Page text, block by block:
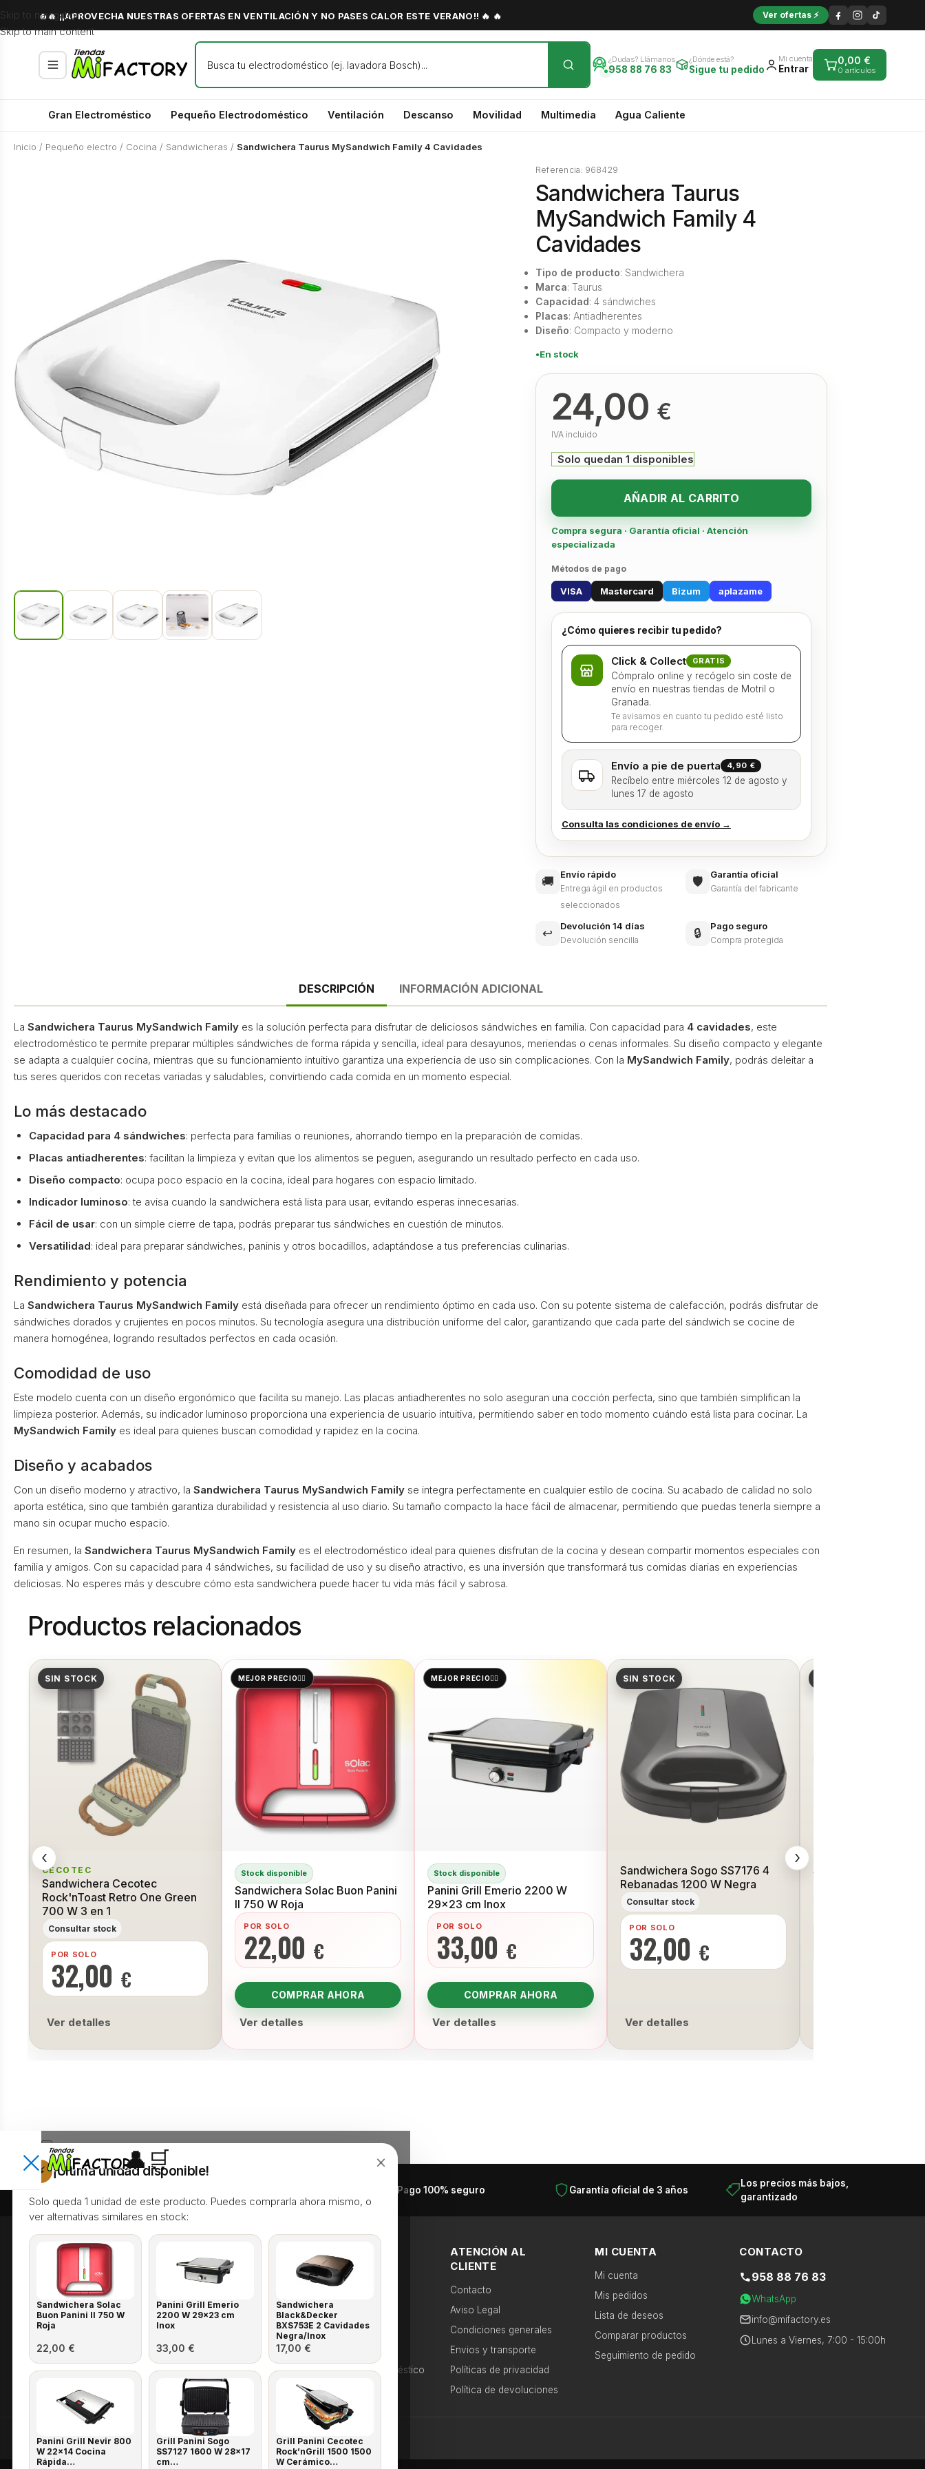
🔥🔥 ¡¡APROVECHA NUESTRAS OFERTAS EN VENTILACIÓN Y NO PASES CALOR ESTE VERANO!! 🔥 🔥 Ver ofertas ⚡
¿Dudas? Llámanos
958 88 76 83
¿Dónde está?
Sigue tu pedido
Mi cuenta
Entrar
0,00 €
0 artículos
Gran Electroméstico Pequeño Electrodoméstico Ventilación Descanso Movilidad Multimedia Agua Caliente
Skip to navigation
Skip to main content
Inicio / Pequeño electro / Cocina / Sandwicheras / Sandwichera Taurus MySandwich Family 4 Cavidades
Referencia: 968429
Sandwichera Taurus
MySandwich Family 4
Cavidades
Tipo de producto: Sandwichera
Marca: Taurus
Capacidad: 4 sándwiches
Placas: Antiadherentes
Diseño: Compacto y moderno
En stock
24,00 €
IVA incluido
Solo quedan 1 disponibles
AÑADIR AL CARRITO
Compra segura · Garantía oficial · Atención
especializada
Métodos de pago
VISA Mastercard Bizum aplazame
¿Cómo quieres recibir tu pedido?
Click & Collect GRATIS
Cómpralo online y recógelo sin coste de
envío en nuestras tiendas de Motril o
Granada.
Te avisamos en cuanto tu pedido esté listo
para recoger.
Envío a pie de puerta 4,90 €
Recíbelo entre miércoles 12 de agosto y
lunes 17 de agosto
Consulta las condiciones de envío →
🚚 Envío rápido
Entrega ágil en productos
seleccionados
🛡️ Garantía oficial
Garantía del fabricante
↩️ Devolución 14 días
Devolución sencilla 🔒 Pago seguro
Compra protegida
DESCRIPCIÓN INFORMACIÓN ADICIONAL
La Sandwichera Taurus MySandwich Family es la solución perfecta para disfrutar de deliciosos sándwiches en familia. Con capacidad para 4 cavidades, este
electrodoméstico te permite preparar múltiples sándwiches de forma rápida y sencilla, ideal para desayunos, meriendas o cenas informales. Su diseño compacto y elegante
se adapta a cualquier cocina, mientras que su funcionamiento intuitivo garantiza una experiencia de uso sin complicaciones. Con la MySandwich Family, podrás deleitar a
tus seres queridos con recetas variadas y saludables, convirtiendo cada comida en un momento especial.
Lo más destacado
Capacidad para 4 sándwiches: perfecta para familias o reuniones, ahorrando tiempo en la preparación de comidas.
Placas antiadherentes: facilitan la limpieza y evitan que los alimentos se peguen, asegurando un resultado perfecto en cada uso.
Diseño compacto: ocupa poco espacio en la cocina, ideal para hogares con espacio limitado.
Indicador luminoso: te avisa cuando la sandwichera está lista para usar, evitando esperas innecesarias.
Fácil de usar: con un simple cierre de tapa, podrás preparar tus sándwiches en cuestión de minutos.
Versatilidad: ideal para preparar sándwiches, paninis y otros bocadillos, adaptándose a tus preferencias culinarias.
Rendimiento y potencia
La Sandwichera Taurus MySandwich Family está diseñada para ofrecer un rendimiento óptimo en cada uso. Con su potente sistema de calefacción, podrás disfrutar de
sándwiches dorados y crujientes en pocos minutos. Su tecnología asegura una distribución uniforme del calor, garantizando que cada parte del sándwich se cocine de
manera homogénea, logrando resultados perfectos en cada ocasión.
Comodidad de uso
Este modelo cuenta con un diseño ergonómico que facilita su manejo. Las placas antiadherentes no solo aseguran una cocción perfecta, sino que también simplifican la
limpieza posterior. Además, su indicador luminoso proporciona una experiencia de usuario intuitiva, permitiendo saber en todo momento cuándo está lista para cocinar. La
MySandwich Family es ideal para quienes buscan comodidad y rapidez en la cocina.
Diseño y acabados
Con un diseño moderno y atractivo, la Sandwichera Taurus MySandwich Family se integra perfectamente en cualquier estilo de cocina. Su acabado de calidad no solo
aporta estética, sino que también garantiza durabilidad y resistencia al uso diario. Su tamaño compacto la hace fácil de almacenar, permitiendo que puedas tenerla siempre a
mano sin ocupar mucho espacio.
En resumen, la Sandwichera Taurus MySandwich Family es el electrodoméstico ideal para quienes disfrutan de la cocina y desean compartir momentos especiales con
familia y amigos. Con su capacidad para 4 sándwiches, su facilidad de uso y su diseño atractivo, es una inversión que transformará tus comidas diarias en experiencias
deliciosas. No esperes más y descubre cómo esta sandwichera puede hacer tu vida más fácil y sabrosa.
Productos relacionados
‹
SIN STOCK
CECOTEC
Sandwichera Cecotec
Rock'nToast Retro One Green
700 W 3 en 1
Consultar stock
POR SOLO
32,00 €
Ver detalles
MEJOR PRECIO👌🏻
Stock disponible
Sandwichera Solac Buon Panini
II 750 W Roja
POR SOLO
22,00 €
COMPRAR AHORA
Ver detalles
MEJOR PRECIO👌🏻
Stock disponible
Panini Grill Emerio 2200 W
29x23 cm Inox
POR SOLO
33,00 €
COMPRAR AHORA
Ver detalles
SIN STOCK
Sandwichera Sogo SS7176 4
Rebanadas 1200 W Negra
Consultar stock
POR SOLO
32,00 €
Ver detalles
Sandwichera TM 2
›
×
⚡ ¡Última unidad disponible!
Solo queda 1 unidad de este producto. Puedes comprarla ahora mismo, o
ver alternativas similares en stock:
Sandwichera Solac
Buon Panini II 750 W
Roja
22,00 €
Panini Grill Emerio
2200 W 29x23 cm
Inox
33,00 €
Sandwichera
Black&Decker
BXS753E 2 Cavidades
Negra/Inox
17,00 €
Panini Grill Nevir 800
W 22x14 Cocina
Rápida…
Grill Panini Sogo
SS7127 1600 W 28x17
cm…
Grill Panini Cecotec
Rock’nGrill 1500 1500
W Cerámico…
× 👤🛒
Encuentra lo que necesitas en segundos
Busca productos, categorías, marcas, ofertas y recomendaciones.
⌕
Recomendaciones para comprar más rápido
Pago 100% seguro Garantía oficial de 3 años
Los precios más bajos,
garantizado
Electrodomésticos al mejor precio, con garantía
de 3 años y envío rápido a toda la península.
CATEGORÍAS
POPULARES
Frigoríficos
Lavadoras
Lavavajillas
Hornos
Pequeño Electrodoméstico
Aire Acondicionado
ATENCIÓN AL
CLIENTE
Contacto
Aviso Legal
Condiciones generales
Envios y transporte
Políticas de privacidad
Política de devoluciones
MI CUENTA
Mi cuenta
Mis pedidos
Lista de deseos
Comparar productos
Seguimiento de pedido
CONTACTO
958 88 76 83
WhatsApp
info@mifactory.es
Lunes a Viernes, 7:00 - 15:00h
Formas de pago: VISA Mastercard Bizum